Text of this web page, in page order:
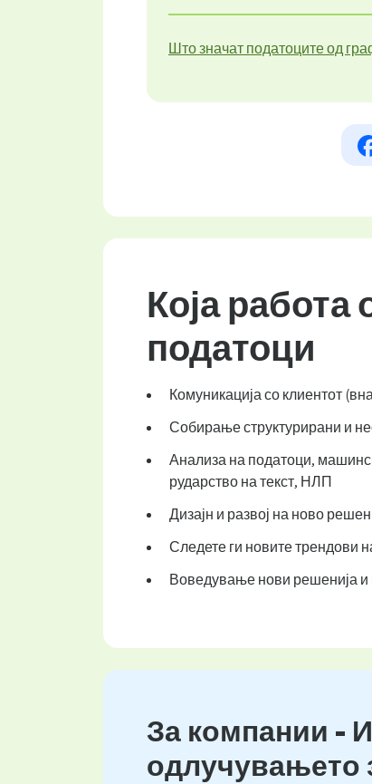
Што значат податоците од
Која
податоци
Комуникација со клиентот
Собирање структурирани и
Анализа на податоци,
рударство на текст, НЛП
Дизајн и развој на ново
Следете ги новите трендови
Воведување нови решенија и
За компании -
одлучувањето